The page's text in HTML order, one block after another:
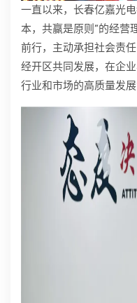
一直以来，长春亿嘉光
本，共赢是原则”的经营
前行，主动承担社会责
经开区共同发展，在企
行业和市场的高质量发展